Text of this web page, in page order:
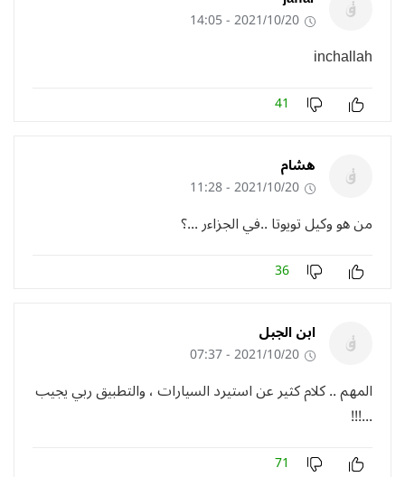
2021/10/20 - 14:05
inchallah
41
هشام
2021/10/20 - 11:28
من هو وكيل تويوتا ..في الجزاءر ...؟
36
ابن الجبل
2021/10/20 - 07:37
المهم .. كلام كثير عن استيرد السيارات ، والتطبيق ربي يجيب
...!!!
71